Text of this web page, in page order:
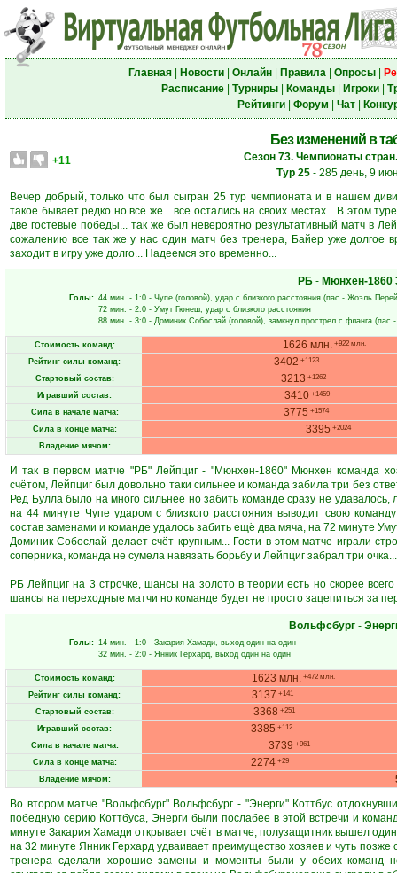
Главная| Новости| Онлайн| Правила| Опросы|
Расписание| Турниры| Команды| Игроки|
Рейтинги| Форум Чат|
Без изменений в
+11
Сезон 73. Чемпионаты
Тур 25 - 285 день, 9
Вечер добрый, только что был сыгран 25 тур чемпионата и в нашем
такое бывает редко но всё же....все остались на своих местах... В этом
две гостевые победы... так же был невероятно результативный матч в
сожалению все так же у нас один матч без тренера, Байер уже долгое
заходит в игру уже долго... Надеемся это временно...
РБ - Мюнхен-1860
Голы: 44 мин. - 1:0 - Чупе (головой), удар с близкого расстояния (пас - Жоэль
72 мин. - 2:0 - Умут Гюнеш, удар с близкого расстояния
88 мин. - 3:0 - Доминик Собослай (головой), замкнул прострел с фланга (пас
Стоимость команд: 1626 млн. +922 млн.
Рейтинг силы команд: 3402 +1123
Стартовый состав: 3213 +1262
Игравший состав: 3410 +1459
Сила в начале матча: 3775 +1574
Сила в конце матча: 3395 +2024
Владение мячом:
И так в первом матче "РБ" Лейпциг - "Мюнхен-1860" Мюнхен команда
счётом, Лейпциг был довольно таки сильнее и команда забила три без
Ред Булла было на много сильнее но забить команде сразу не
на 44 минуте Чупе ударом с близкого расстояния выводит свою
состав заменами и команде удалось забить ещё два мяча, на 72 минуте
Доминик Собослай делает счёт крупным... Гости в этом матче играли
соперника, команда не сумела навязать борьбу и Лейпциг забрал три
РБ Лейпциг на 3 строчке, шансы на золото в теории есть но скорее
шансы на переходные матчи но команде будет не просто зацепиться за
Вольфсбург -
Голы: 14 мин. - 1:0 - Закария Хамади, выход один на один
32 мин. - 2:0 - Янник Герхард, выход один на один
Стоимость команд: 1623 млн. +472 млн.
Рейтинг силы команд: 3137 +141
Стартовый состав: 3368 +251
Игравший состав: 3385 +112
Сила в начале матча: 3739 +961
Сила в конце матча: 2274 +29
Владение мячом:
Во втором матче "Вольфсбург" Вольфсбург - "Энерги" Коттбус
победную серию Коттбуса, Энерги были послабее в этой встречи и
минуте Закария Хамади открывает счёт в матче, полузащитник вышел
на 32 минуте Янник Герхард удваивает преимущество хозяев и чуть
тренера сделали хорошие замены и моменты были у обеих команд